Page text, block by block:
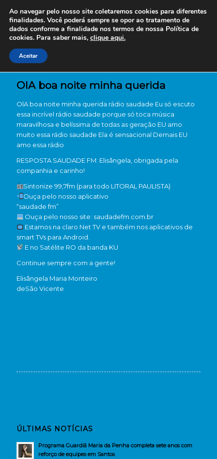
OlA boa noite minha querida
OlA boa noite minha querida rádio saudade Eu só escuto
essa incrível rádio saudade porque só toca música
maravilhosa e belíssima de todas as geração EU amo
muito essa rádio saudade Ela é sensacional Demais EU
amo essa rádio
RESPOSTA SAUDADE FM: Elisângela, obrigada pela
companhia e carinho!
Sintonize 99,7fm (para todo LITORAL PAULISTA)
Ouça pelo nosso aplicativo
“saudade fm”
Ouça pelo nosso site: saudadefm.com.br
Estamos na claro Net TV e também nos aplicativos de
smart TVs para Android.
E no Satélite RO da banda KU
Continue sempre com a gente!
Elisângela Maria Monteiro
deSão Vicente
ÚLTIMAS NOTÍCIAS
Programa Guardiã Maria da Penha completa sete anos com
reforço de equipes em Santos
Ao navegar pelo nosso site coletaremos cookies para diferentes
finalidades. Você poderá sempre se opor ao tratamento de
dados conforme a finalidade nos termos de nossa Política de
cookies. Para saber mais, clique aqui.
Aceitar